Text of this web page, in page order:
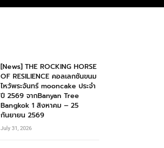
[News] THE ROCKING HORSE
OF RESILIENCE คอลเลกชันขนม
ไหว้พระจันทร์ mooncake ประจำ
ปี 2569 จากBanyan Tree
Bangkok 1 สิงหาคม – 25
กันยายน 2569
July 31, 2026